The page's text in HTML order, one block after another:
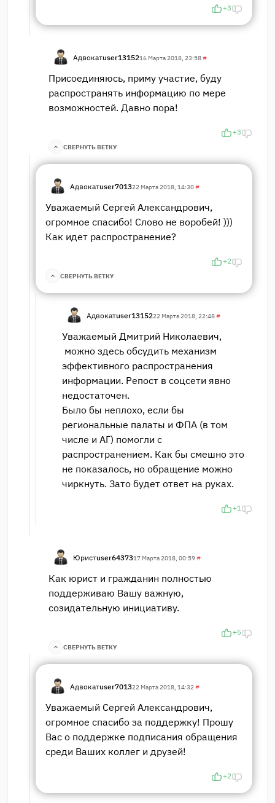
+3
Адвокатuser1315216 Марта 2018, 23:58#
Присоединяюсь, приму участие, буду
распространять информацию по мере
возможностей. Давно пора!
+3
СВЕРНУТЬ ВЕТКУ
Адвокатuser701322 Марта 2018, 14:30#
Уважаемый Сергей Александрович,
огромное спасибо! Слово не воробей! )))
Как идет распространение?
+2
СВЕРНУТЬ ВЕТКУ
Адвокатuser1315222 Марта 2018, 22:48#
Уважаемый Дмитрий Николаевич,
можно здесь обсудить механизм
эффективного распространения
информации. Репост в соцсети явно
недостаточен.
Было бы неплохо, если бы
региональные палаты и ФПА (в том
числе и АГ) помогли с
распространением. Как бы смешно это
не показалось, но обращение можно
чиркнуть. Зато будет ответ на руках.
+1
Юристuser6437317 Марта 2018, 00:59#
Как юрист и гражданин полностью
поддерживаю Вашу важную,
созидательную инициативу.
+5
СВЕРНУТЬ ВЕТКУ
Адвокатuser701322 Марта 2018, 14:32#
Уважаемый Сергей Александрович,
огромное спасибо за поддержку! Прошу
Вас о поддержке подписания обращения
среди Ваших коллег и друзей!
+2